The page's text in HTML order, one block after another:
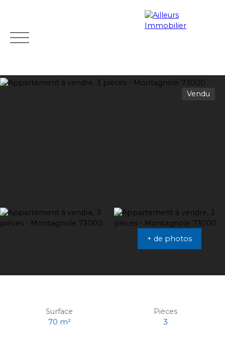
Vendu
+ de photos
Surface
70 m²
Pièces
3